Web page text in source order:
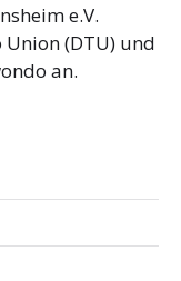
e.V.
(DTU) und
an.